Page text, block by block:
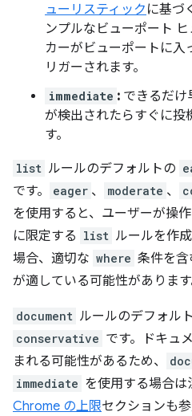
ューリスティック に基づ
ンプルなビューポート
カーがビューポートに入
リガーされます。
immediate : できるだけ
が検出されたらすぐに投
す。
list ルールのデフォルトの
です。 eager 、 moderate 、
を使用すると、ユーザーが操
に限定する list ルールを作
場合、適切な where 条件を含
が適している可能性があります
document ルールのデフォル
conservative です。ドキュ
まれる可能性があるため、
immediate を使用する場合
Chrome の上限セクションも